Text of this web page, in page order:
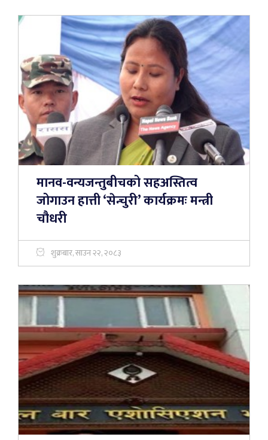
मानव-वन्यजन्तुबीचको सहअस्तित्व
जोगाउन हात्ती ‘सेन्चुरी’ कार्यक्रमः मन्त्री
चौधरी
शुक्रबार, साउन २२, २०८३